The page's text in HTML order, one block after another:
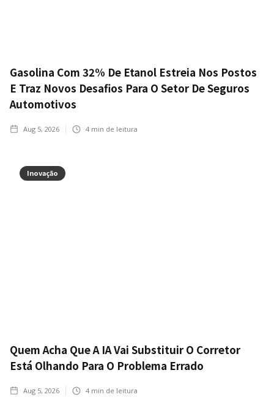
Gasolina Com 32% De Etanol Estreia Nos Postos
E Traz Novos Desafios Para O Setor De Seguros
Automotivos
Aug 5, 2026 4 min de leitura
Inovação
Quem Acha Que A IA Vai Substituir O Corretor
Está Olhando Para O Problema Errado
Aug 5, 2026 4 min de leitura